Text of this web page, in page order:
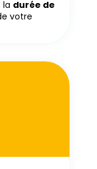
la durée de
votre